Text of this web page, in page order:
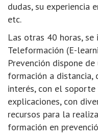
dudas, su experiencia
etc.
Las otras 40 horas,
Teleformación (E-
Prevención dispone
formación a distancia,
interés, con el
explicaciones, con
recursos para la
formación en